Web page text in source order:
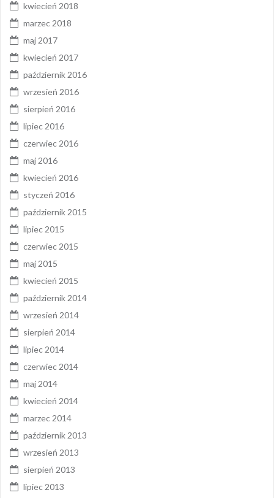
kwiecień 2018
marzec 2018
maj 2017
kwiecień 2017
październik 2016
wrzesień 2016
sierpień 2016
lipiec 2016
czerwiec 2016
maj 2016
kwiecień 2016
styczeń 2016
październik 2015
lipiec 2015
czerwiec 2015
maj 2015
kwiecień 2015
październik 2014
wrzesień 2014
sierpień 2014
lipiec 2014
czerwiec 2014
maj 2014
kwiecień 2014
marzec 2014
październik 2013
wrzesień 2013
sierpień 2013
lipiec 2013